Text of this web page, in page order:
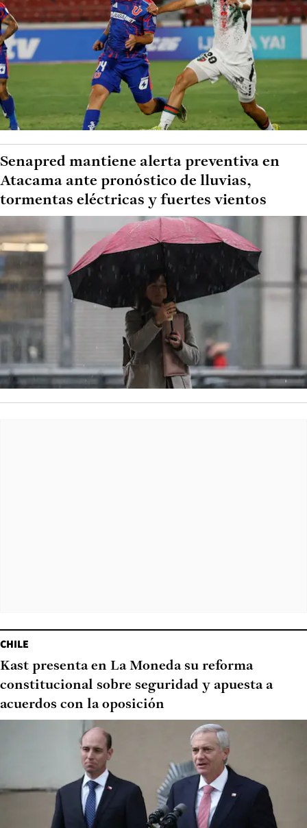
Senapred mantiene alerta preventiva en
Atacama ante pronóstico de lluvias,
tormentas eléctricas y fuertes vientos
CHILE
Kast presenta en La Moneda su reforma
constitucional sobre seguridad y apuesta a
acuerdos con la oposición